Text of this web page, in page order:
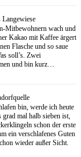
Langewiese
Mitbewohnern wach und
Kakao mit Kaffee ärgert
Flasche und so saue
soll’s. Zwei
und bin kurz…
bin, werde ich heute
mal halb sieben ist,
schon der erste
ein verschlafenes Guten
wieder außer Sicht.